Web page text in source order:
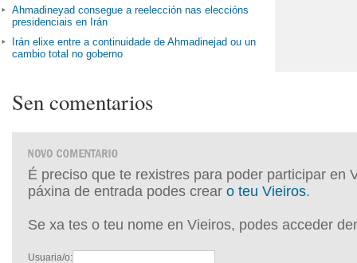
Ahmadineyad consegue a reelección nas eleccións
presidenciais en Irán
Irán elixe entre a continuidade de Ahmadinejad ou un
cambio total no goberno
Sen comentarios
É preciso que te rexistres para poder participar en
páxina de entrada podes crear o teu Vieiros.
Se xa tes o teu nome en Vieiros, podes acceder
Usuaria/o: